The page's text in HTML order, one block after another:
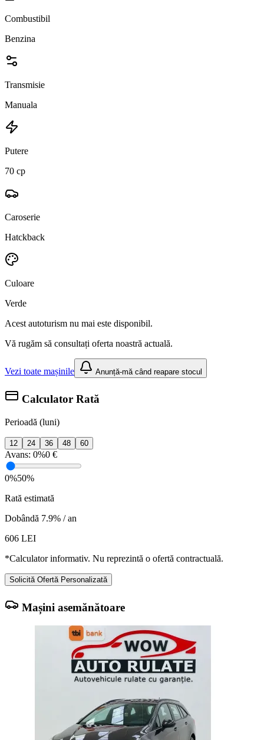
Combustibil
Benzina
Transmisie
Manuala
Putere
70 cp
Caroserie
Hatckback
Culoare
Verde
Acest autoturism nu mai este disponibil.
Vă rugăm să consultați oferta noastră actuală.
Vezi toate mașinile Anunță-mă când reapare stocul
Calculator Rată
Perioadă (luni)
12 24 36 48 60
Avans: 0%0 €
0%50%
Rată estimată
Dobândă 7.9% / an
606 LEI
*Calculator informativ. Nu reprezintă o ofertă contractuală.
Solicită Ofertă Personalizată
Mașini asemănătoare